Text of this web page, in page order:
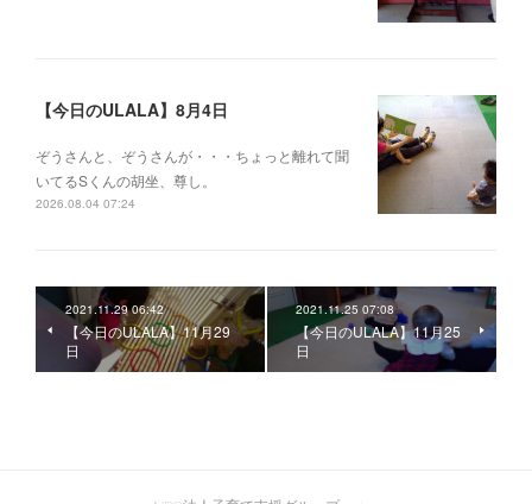
【今日のULALA】8月4日
ぞうさんと、ぞうさんが・・・ちょっと離れて聞
いてるSくんの胡坐、尊し。
2026.08.04 07:24
2021.11.29 06:42
【今日のULALA】11月29
日
2021.11.25 07:08
【今日のULALA】11月25
日